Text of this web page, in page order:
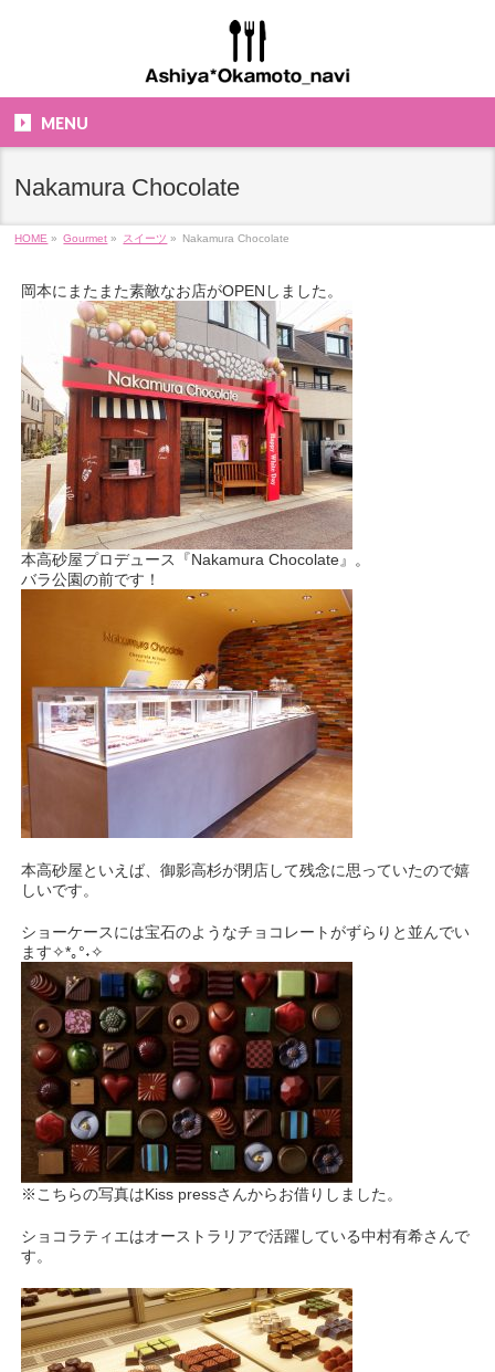
MENU
Nakamura Chocolate
HOME » Gourmet » スイーツ » Nakamura Chocolate
岡本にまたまた素敵なお店がOPENしました。
本高砂屋プロデュース『Nakamura Chocolate』。
バラ公園の前です！
本高砂屋といえば、御影高杉が閉店して残念に思っていたので嬉
しいです。
ショーケースには宝石のようなチョコレートがずらりと並んでい
ます✧*｡°˖✧
※こちらの写真はKiss pressさんからお借りしました。
ショコラティエはオーストラリアで活躍している中村有希さんで
す。